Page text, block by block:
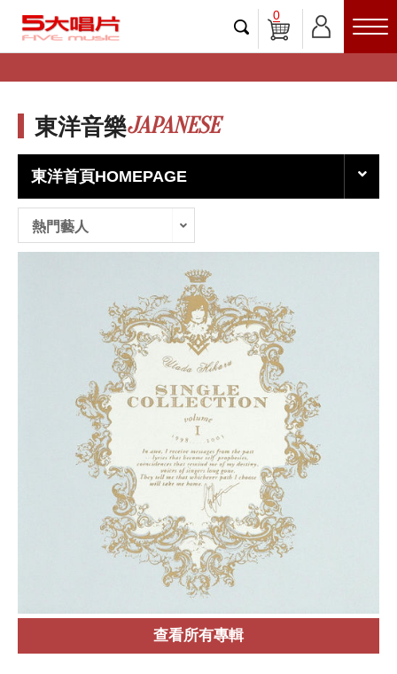
0
東洋音樂JAPANESE
東洋首頁HOMEPAGE
熱門藝人
查看所有專輯